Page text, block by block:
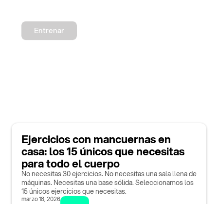
Entrenar
Ejercicios con mancuernas en
casa: los 15 únicos que necesitas
para todo el cuerpo
No necesitas 30 ejercicios. No necesitas una sala llena de
máquinas. Necesitas una base sólida. Seleccionamos los
15 únicos ejercicios que necesitas.
marzo 18, 2026